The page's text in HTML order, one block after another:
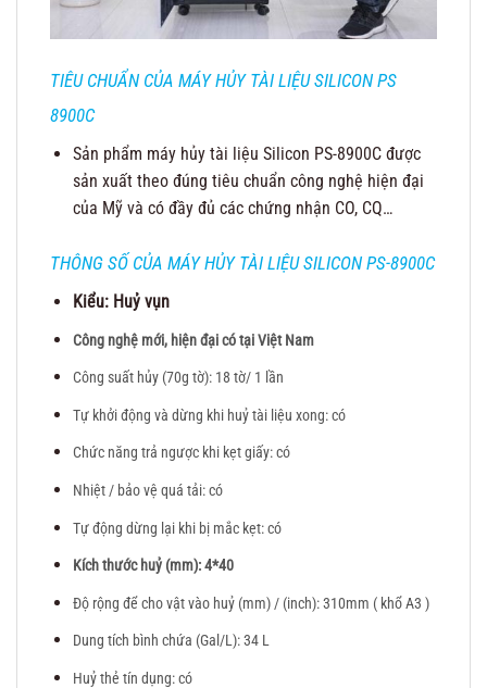
TIÊU CHUẨN CỦA MÁY HỦY TÀI LIỆU SILICON PS
8900C
Sản phẩm máy hủy tài liệu Silicon PS-8900C được
sản xuất theo đúng tiêu chuẩn công nghệ hiện đại
của Mỹ và có đầy đủ các chứng nhận CO, CQ…
THÔNG SỐ CỦA MÁY HỦY TÀI LIỆU SILICON PS-8900C
Kiểu: Huỷ vụn
Công nghệ mới, hiện đại có tại Việt Nam
Công suất hủy (70g tờ): 18 tờ/ 1 lần
Tự khởi động và dừng khi huỷ tài liệu xong: có
Chức năng trả ngược khi kẹt giấy: có
Nhiệt / bảo vệ quá tải: có
Tự động dừng lại khi bị mắc kẹt: có
Kích thước huỷ (mm): 4*40
Độ rộng để cho vật vào huỷ (mm) / (inch): 310mm ( khổ A3 )
Dung tích bình chứa (Gal/L): 34 L
Huỷ thẻ tín dụng: có